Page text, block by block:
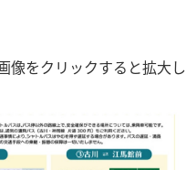
像をクリックすると拡大し